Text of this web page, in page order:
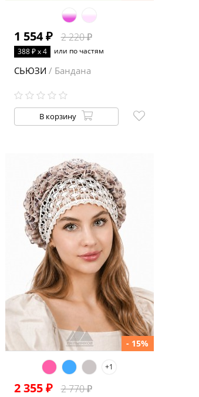
1 554 ₽ 2 220 ₽
388 ₽ x 4 или по частям
СЬЮЗИ / Бандана
В корзину
+1
2 355 ₽ 2 770 ₽
- 15%